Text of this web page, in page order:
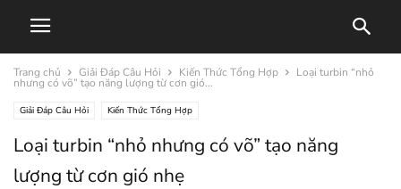
Trang chủ Giải Đáp Câu Hỏi Kiến Thức Tổng Hợp Loại turbin “nhỏ
nhưng có võ” tạo năng lượng từ cơn gió...
Giải Đáp Câu Hỏi Kiến Thức Tổng Hợp
Loại turbin “nhỏ nhưng có võ” tạo năng
lượng từ cơn gió nhẹ